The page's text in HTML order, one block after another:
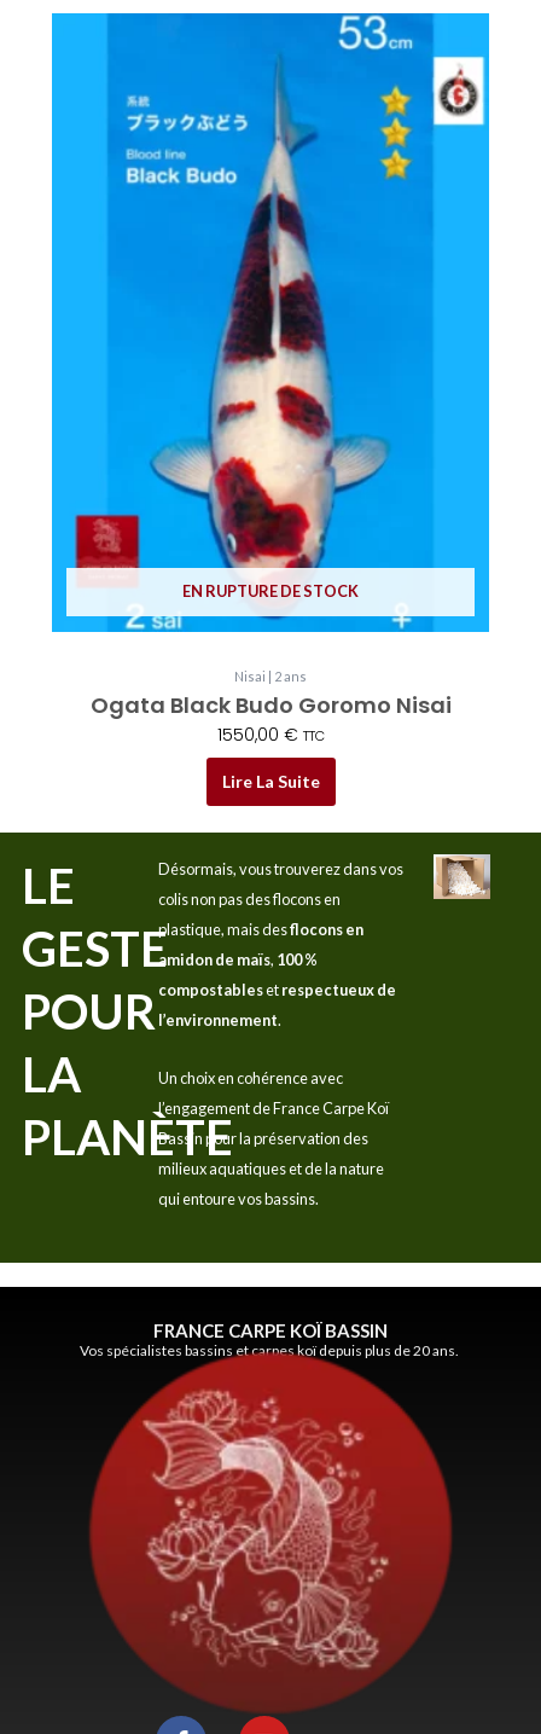
EN RUPTURE DE STOCK
Nisai | 2 ans
Ogata Black Budo Goromo Nisai
1550,00 € TTC
Lire La Suite
LE
GESTE
POUR
LA
PLANÈTE
Désormais, vous trouverez dans vos
colis non pas des flocons en
plastique, mais desflocons en
amidon de maïs, 100 %
compostablesetrespectueux de
l’environnement.
Un choix en cohérence avec
l’engagement de France Carpe Koï
Bassin pour la préservation des
milieux aquatiques et de la nature
qui entoure vos bassins.
FRANCE CARPE KOÏ BASSIN
Vos spécialistes bassins et carpes koï depuis plus de 20 ans.
F
Y